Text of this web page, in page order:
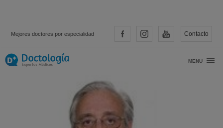
Mejores doctores por especialidad Contacto
MENU